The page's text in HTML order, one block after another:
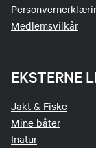
Medlemsvilkår
EKSTERNE
Jakt & Fiske
Mine båter
Inatur